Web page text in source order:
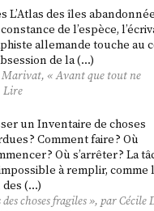
L’Atlas des îles
de l’espèce,
allemande touche au
de la (…)
Marivat, « Avant que tout ne
Lire
un Inventaire de choses
? Comment faire ? Où
? Où s’arrêter ? La
à remplir, comme
(…)
choses fragiles », par